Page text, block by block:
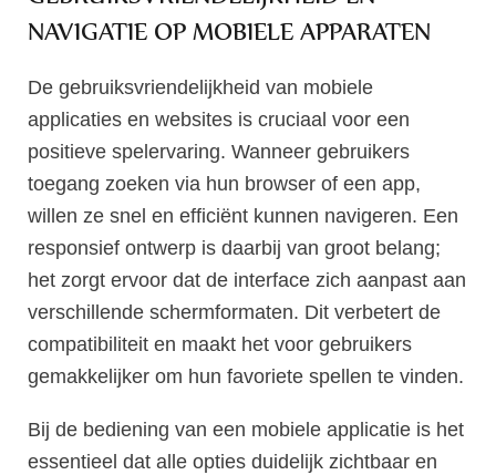
NAVIGATIE OP MOBIELE APPARATEN
De gebruiksvriendelijkheid van mobiele
applicaties en websites is cruciaal voor een
positieve spelervaring. Wanneer gebruikers
toegang zoeken via hun browser of een app,
willen ze snel en efficiënt kunnen navigeren. Een
responsief ontwerp is daarbij van groot belang;
het zorgt ervoor dat de interface zich aanpast aan
verschillende schermformaten. Dit verbetert de
compatibiliteit en maakt het voor gebruikers
gemakkelijker om hun favoriete spellen te vinden.
Bij de bediening van een mobiele applicatie is het
essentieel dat alle opties duidelijk zichtbaar en